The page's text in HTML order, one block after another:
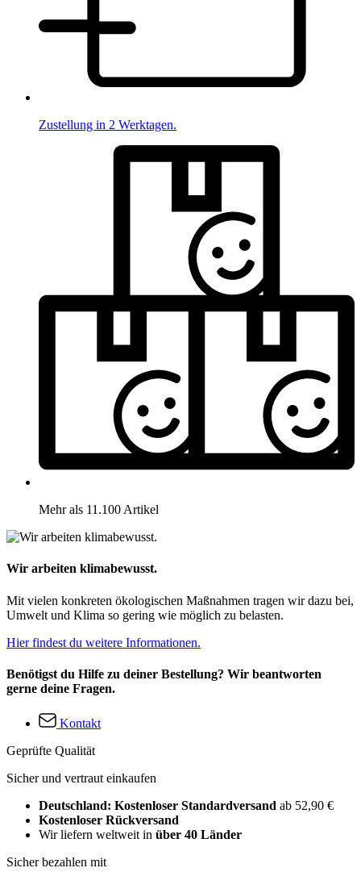
Zustellung in 2 Werktagen.
Mehr als 11.100 Artikel
Wir arbeiten klimabewusst.
Mit vielen konkreten ökologischen Maßnahmen tragen wir dazu bei,
Umwelt und Klima so gering wie möglich zu belasten.
Hier findest du weitere Informationen.
Benötigst du Hilfe zu deiner Bestellung? Wir beantworten
gerne deine Fragen.
Kontakt
Geprüfte Qualität
Sicher und vertraut einkaufen
Deutschland: Kostenloser Standardversand ab 52,90 €
Kostenloser Rückversand
Wir liefern weltweit in über 40 Länder
Sicher bezahlen mit